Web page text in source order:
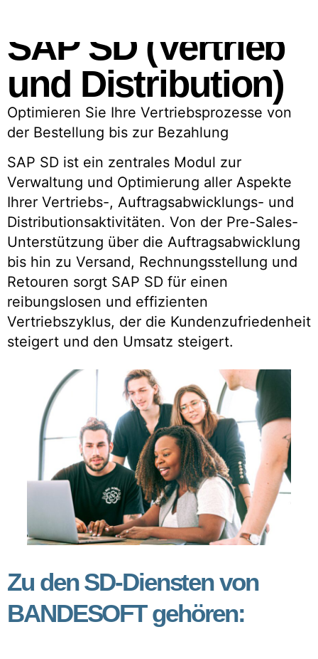
SAP SD (Vertrieb
und Distribution)
Optimieren Sie Ihre Vertriebsprozesse von
der Bestellung bis zur Bezahlung
SAP SD ist ein zentrales Modul zur
Verwaltung und Optimierung aller Aspekte
Ihrer Vertriebs-, Auftragsabwicklungs- und
Distributionsaktivitäten. Von der Pre-Sales-
Unterstützung über die Auftragsabwicklung
bis hin zu Versand, Rechnungsstellung und
Retouren sorgt SAP SD für einen
reibungslosen und effizienten
Vertriebszyklus, der die Kundenzufriedenheit
steigert und den Umsatz steigert.
Zu den SD-Diensten von
BANDESOFT gehören: